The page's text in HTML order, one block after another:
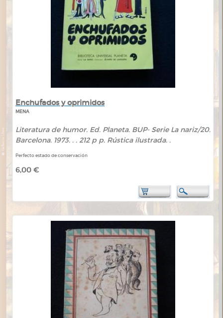
Enchufados y oprimidos
MENA
Literatura de humor. Ed. Planeta. BUP- Serie La nariz/20.
Barcelona. 1973. . . 212 p p. Rústica ilustrada. .
Perfecto estado de conservación
6,00 €